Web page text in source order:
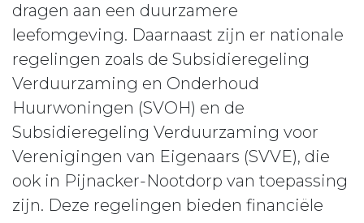
dragen aan een duurzamere
leefomgeving. Daarnaast zijn er nationale
regelingen zoals de Subsidieregeling
Verduurzaming en Onderhoud
Huurwoningen (SVOH) en de
Subsidieregeling Verduurzaming voor
Verenigingen van Eigenaars (SVVE), die
ook in Pijnacker-Nootdorp van toepassing
zijn. Deze regelingen bieden financiële